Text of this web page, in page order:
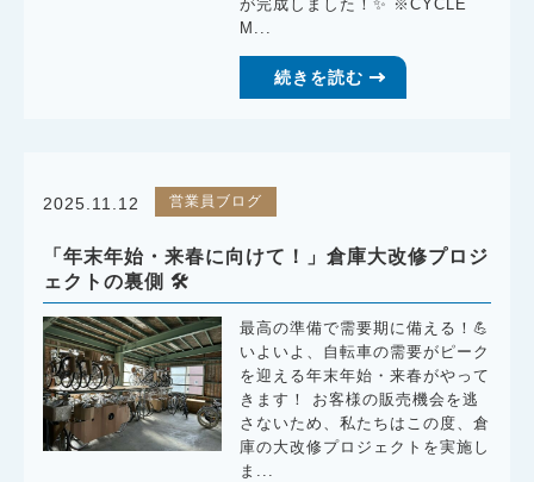
が完成しました！✨ ※CYCLE
M...
続きを読む
2025.11.12 営業員ブログ
「年末年始・来春に向けて！」倉庫大改修プロジ
ェクトの裏側 🛠️
最高の準備で需要期に備える！💪
いよいよ、自転車の需要がピーク
を迎える年末年始・来春がやって
きます！ お客様の販売機会を逃
さないため、私たちはこの度、倉
庫の大改修プロジェクトを実施し
ま...